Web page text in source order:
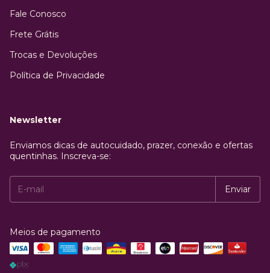
Fale Conosco
Frete Grátis
Trocas e Devoluções
Política de Privacidade
Newsletter
Enviamos dicas de autocuidado, prazer, conexão e ofertas
quentinhas. Inscreva-se:
Meios de pagamento